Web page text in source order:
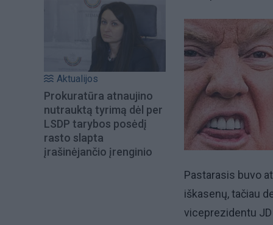
Aktualijos
Prokuratūra atnaujino
nutrauktą tyrimą dėl per
LSDP tarybos posėdį
rasto slapta
įrašinėjančio įrenginio
Pastarasis buvo
iškasenų, tačiau
viceprezidentu